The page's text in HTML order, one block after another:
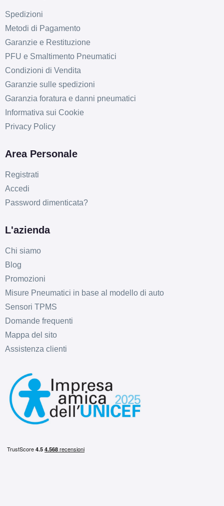
Spedizioni
Metodi di Pagamento
Garanzie e Restituzione
PFU e Smaltimento Pneumatici
Condizioni di Vendita
Garanzie sulle spedizioni
Garanzia foratura e danni pneumatici
Informativa sui Cookie
Privacy Policy
Area Personale
Registrati
Accedi
Password dimenticata?
L'azienda
Chi siamo
Blog
Promozioni
Misure Pneumatici in base al modello di auto
Sensori TPMS
Domande frequenti
Mappa del sito
Assistenza clienti